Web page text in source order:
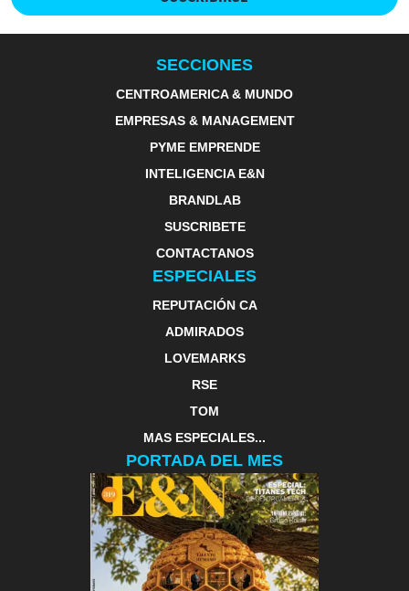
SECCIONES
CENTROAMERICA & MUNDO
EMPRESAS & MANAGEMENT
PYME EMPRENDE
INTELIGENCIA E&N
BRANDLAB
SUSCRIBETE
CONTACTANOS
ESPECIALES
REPUTACIÓN CA
ADMIRADOS
LOVEMARKS
RSE
TOM
MAS ESPECIALES...
PORTADA DEL MES